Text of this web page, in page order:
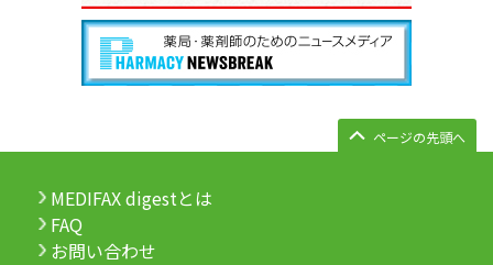
ページの先頭へ
MEDIFAX digestとは
FAQ
お問い合わせ